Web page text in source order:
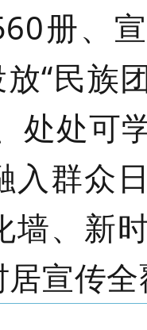
册、
放“民族
处处可
入群众
墙、新
居宣传